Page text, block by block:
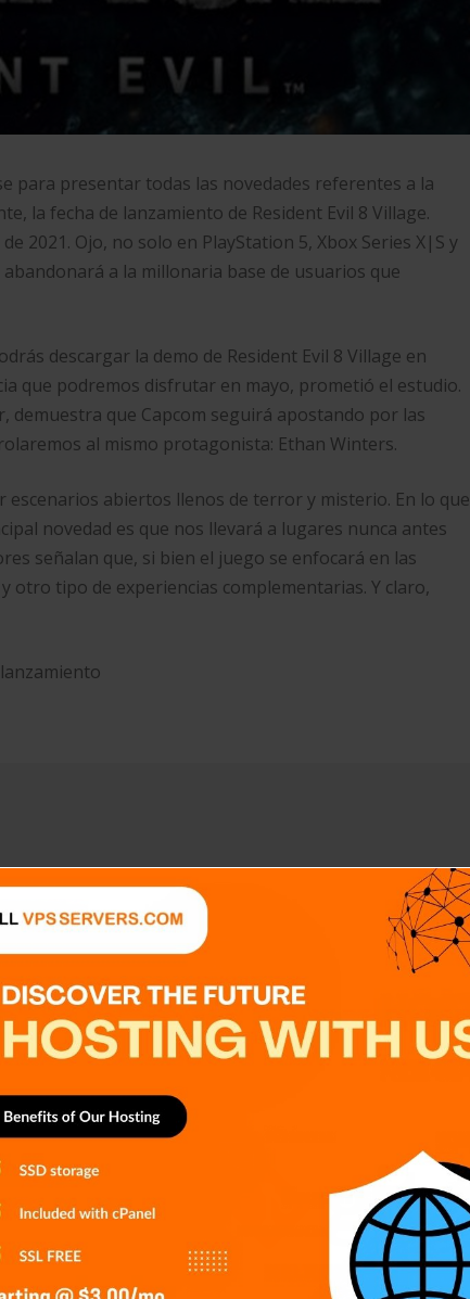
para presentar todas las novedades referentes a la
la fecha de lanzamiento de Resident Evil 8 Village.
2021. Ojo, no solo en PlayStation 5, Xbox Series X|S y
a la millonaria base de usuarios que
descargar la demo de Resident Evil 8 Village en
que podremos disfrutar en mayo, prometió el estudio.
demuestra que Capcom seguirá apostando por las
al mismo protagonista: Ethan Winters.
abiertos llenos de terror y misterio. En lo que
novedad es que nos llevará a lugares nunca antes
señalan que, si bien el juego se enfocará en las
otro tipo de experiencias complementarias. Y claro,